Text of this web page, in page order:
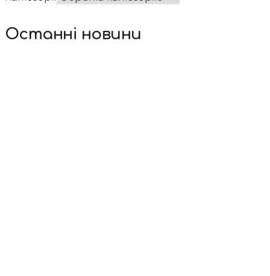
Останні новини